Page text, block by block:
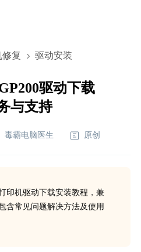
复 驱动安装
驱动下载
与支持
毒霸电脑医生 原创
印机驱动下载安装教程，兼
含常见问题解决方法及使用